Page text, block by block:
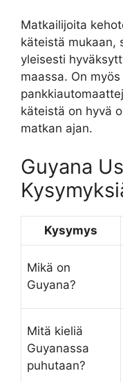
Matkailijoita
käteistä mukaan,
yleisesti
maassa. On
käteistä on hyvä
matkan ajan.
Guyana
Kysymys
Mikä on
Guyana?
Mitä kieliä
Guyanassa
puhutaan?